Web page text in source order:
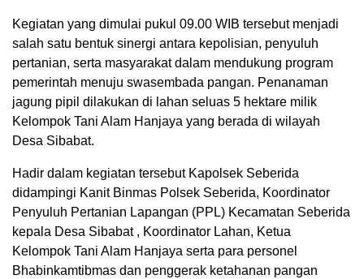
Kegiatan yang dimulai pukul 09.00 WIB tersebut menjadi
salah satu bentuk sinergi antara kepolisian, penyuluh
pertanian, serta masyarakat dalam mendukung program
pemerintah menuju swasembada pangan. Penanaman
jagung pipil dilakukan di lahan seluas 5 hektare milik
Kelompok Tani Alam Hanjaya yang berada di wilayah
Desa Sibabat.
Hadir dalam kegiatan tersebut Kapolsek Seberida
didampingi Kanit Binmas Polsek Seberida, Koordinator
Penyuluh Pertanian Lapangan (PPL) Kecamatan Seberida
kepala Desa Sibabat , Koordinator Lahan, Ketua
Kelompok Tani Alam Hanjaya serta para personel
Bhabinkamtibmas dan penggerak ketahanan pangan